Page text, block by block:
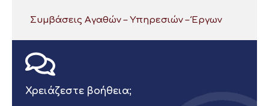
Συμβάσεις Αγαθών – Υπηρεσιών – Έργων
Χρειάζεστε βοήθεια;